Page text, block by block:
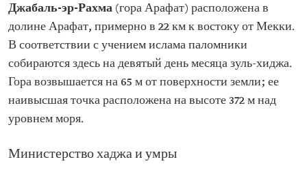
Джабаль-эр-Рахма (гора Арафат) расположена в
долине Арафат, примерно в 22 км к востоку от Мекки.
В соответствии с учением ислама паломники
собираются здесь на девятый день месяца зуль-хиджа.
Гора возвышается на 65 м от поверхности земли; ее
наивысшая точка расположена на высоте 372 м над
уровнем моря.
Министерство хаджа и умры